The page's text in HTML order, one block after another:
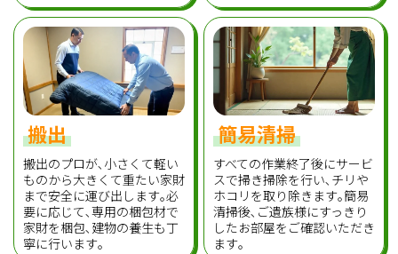
搬出
搬出のプロが､小さくて軽い
ものから大きくて重たい家財
まで安全に運び出します｡必
要に応じて､専用の梱包材で
家財を梱包､建物の養生も丁
寧に行います｡
簡易清掃
すべての作業終了後にサービ
スで掃き掃除を行い､チリや
ホコリを取り除きます｡簡易
清掃後､ご遺族様にすっきり
したお部屋をご確認いただき
ます｡